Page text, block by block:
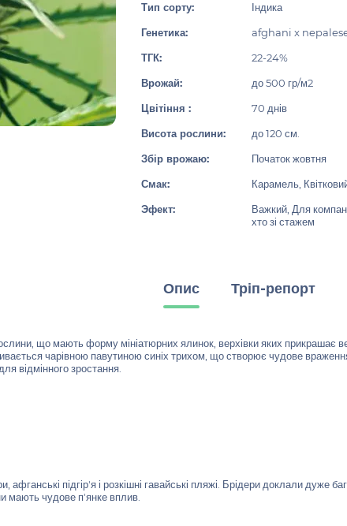
Тип сорту:
Індика
Генетика:
afghani x
ТГК:
22-24%
Врожай:
до 500 гр/м2
Цвітіння :
70 днів
Висота рослини:
до 120 см.
Збір врожаю:
Початок жовтня
Смак:
Карамель,
Эфект:
Важкий, Для
хто зі стажем
Опис Тріп-репорт
що мають форму мініатюрних ялинок, верхівки яких прикрашає
чарівною павутиною синіх трихом, що створює чудове
відмінного зростання.
підгір'я і розкішні гавайські пляжі. Брідери доклали дуже
мають чудове п'янке вплив.